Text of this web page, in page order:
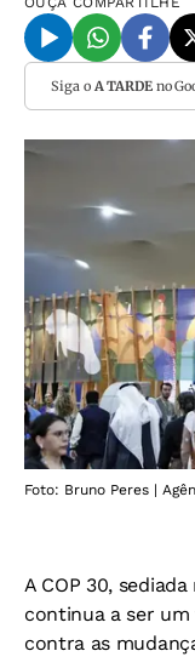
Siga o A TARDEno
Foto: Bruno Peres |
A COP 30,
continua a ser
contra as